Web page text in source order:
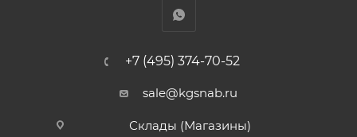
+7 (495) 374-70-52
sale@kgsnab.ru
Склады (Магазины)